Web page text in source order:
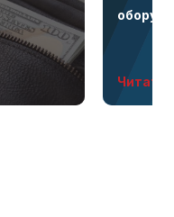
Читать